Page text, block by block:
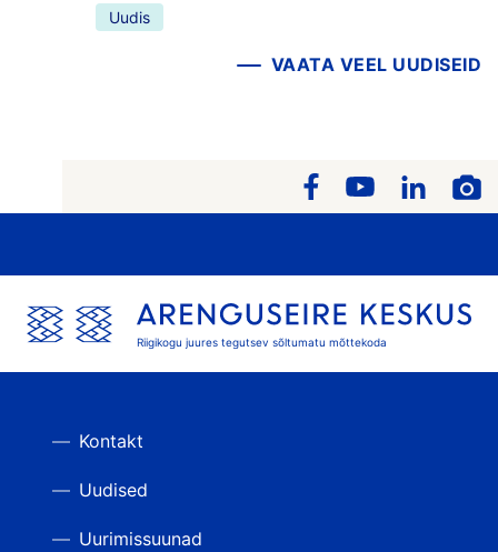
Uudis
VAATA VEEL UUDISEID
Riigikogu juures tegutsev sõltumatu mõttekoda
Kontakt
Uudised
Uurimissuunad